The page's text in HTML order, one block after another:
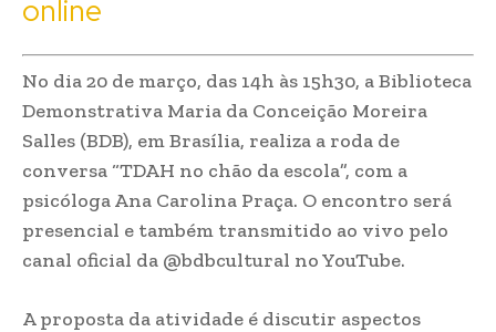
online
No dia 20 de março, das 14h às 15h30, a Biblioteca
Demonstrativa Maria da Conceição Moreira
Salles (BDB), em Brasília, realiza a roda de
conversa “TDAH no chão da escola”, com a
psicóloga Ana Carolina Praça. O encontro será
presencial e também transmitido ao vivo pelo
canal oficial da @bdbcultural no YouTube.
A proposta da atividade é discutir aspectos